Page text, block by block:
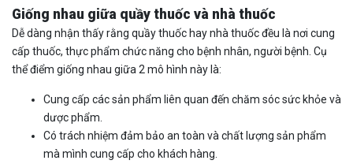
Giống nhau giữa quầy thuốc và nhà thuốc
Dễ dàng nhận thấy rằng quầy thuốc hay nhà thuốc đều là nơi cung
cấp thuốc, thực phẩm chức năng cho bệnh nhân, người bệnh. Cụ
thể điểm giống nhau giữa 2 mô hình này là:
Cung cấp các sản phẩm liên quan đến chăm sóc sức khỏe và
dược phẩm.
Có trách nhiệm đảm bảo an toàn và chất lượng sản phẩm
mà mình cung cấp cho khách hàng.